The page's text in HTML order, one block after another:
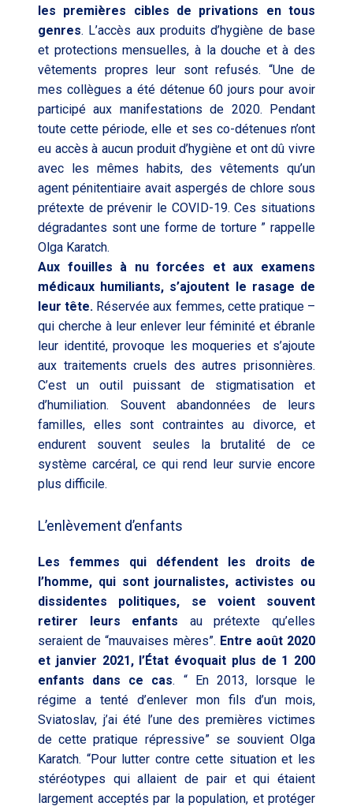
les premières cibles de privations en tous
genres. L’accès aux produits d’hygiène de base
et protections mensuelles, à la douche et à des
vêtements propres leur sont refusés. “Une de
mes collègues a été détenue 60 jours pour avoir
participé aux manifestations de 2020. Pendant
toute cette période, elle et ses co-détenues n’ont
eu accès à aucun produit d’hygiène et ont dû vivre
avec les mêmes habits, des vêtements qu’un
agent pénitentiaire avait aspergés de chlore sous
prétexte de prévenir le COVID-19. Ces situations
dégradantes sont une forme de torture ” rappelle
Olga Karatch.
Aux fouilles à nu forcées et aux examens
médicaux humiliants, s’ajoutent le rasage de
leur tête. Réservée aux femmes, cette pratique –
qui cherche à leur enlever leur féminité et ébranle
leur identité, provoque les moqueries et s’ajoute
aux traitements cruels des autres prisonnières.
C’est un outil puissant de stigmatisation et
d’humiliation. Souvent abandonnées de leurs
familles, elles sont contraintes au divorce, et
endurent souvent seules la brutalité de ce
système carcéral, ce qui rend leur survie encore
plus difficile.
L’enlèvement d’enfants
Les femmes qui défendent les droits de
l’homme, qui sont journalistes, activistes ou
dissidentes politiques, se voient souvent
retirer leurs enfants au prétexte qu’elles
seraient de “mauvaises mères”. Entre août 2020
et janvier 2021, l’État évoquait plus de 1 200
enfants dans ce cas. “ En 2013, lorsque le
régime a tenté d’enlever mon fils d’un mois,
Sviatoslav, j’ai été l’une des premières victimes
de cette pratique répressive” se souvient Olga
Karatch. “Pour lutter contre cette situation et les
stéréotypes qui allaient de pair et qui étaient
largement acceptés par la population, et protéger